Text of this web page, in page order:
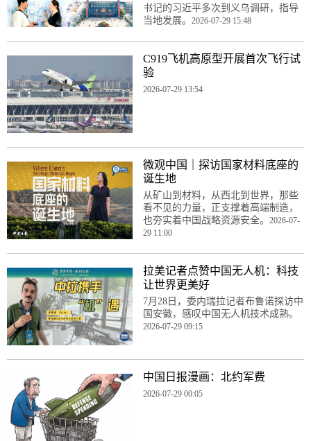
书记的习近平多次到义乌调研，指导
当地发展。 2026-07-29 15:48
C919飞机高原型开展首次飞行试
验
2026-07-29 13:54
微观中国｜探访国家材料底座的
诞生地
从矿山到材料，从西北到世界，那些
看不见的力量，正支撑着高端制造，
也夯实着中国战略资源安全。 2026-07-
29 11:00
拉美记者点赞中国无人机：科技
让世界更美好
7月28日，委内瑞拉记者布鲁诺探访中
国安徽，感叹中国无人机技术成熟。
2026-07-29 09:15
中国日报漫画：北约军费
2026-07-29 00:05